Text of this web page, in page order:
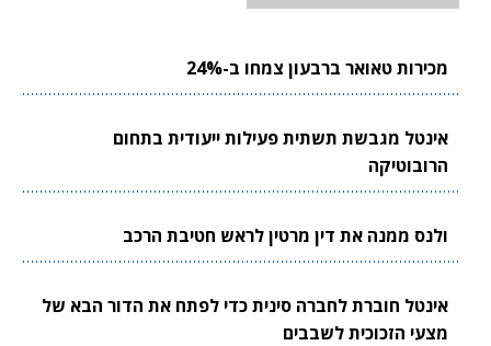
מכירות טאואר ברבעון צמחו ב-24%
אינטל מגבשת תשתית פעילות ייעודית בתחום
הרובוטיקה
ולנס ממנה את דין מרטין לראש חטיבת הרכב
אינטל חוברת לחברה סינית כדי לפתח את הדור הבא של
מצעי הזכוכית לשבבים